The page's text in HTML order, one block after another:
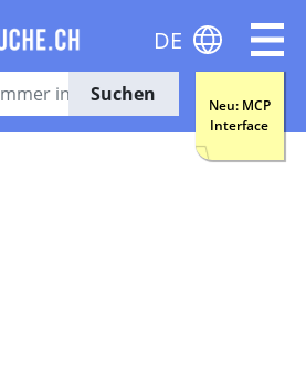
Suchen
Neu: MCP
Interface
DE